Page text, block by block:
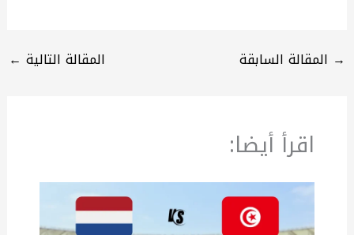
→ المقالة السابقة المقالة التالية ←
اقرأ أيضا: